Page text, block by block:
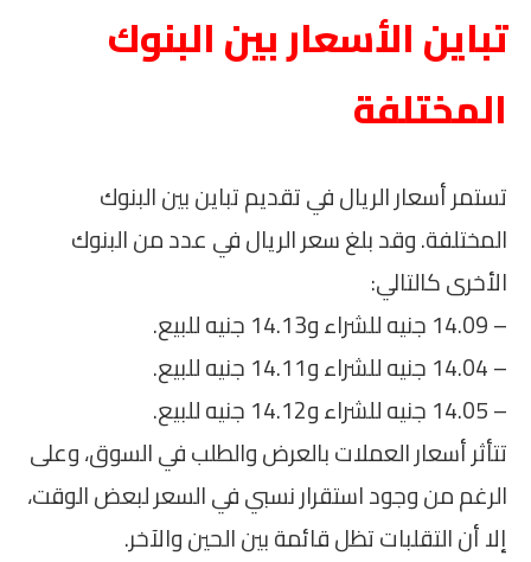
تباين الأسعار بين البنوك
المختلفة
تستمر أسعار الريال في تقديم تباين بين البنوك
المختلفة. وقد بلغ سعر الريال في عدد من البنوك
الأخرى كالتالي:
– 14.09 جنيه للشراء و14.13 جنيه للبيع.
– 14.04 جنيه للشراء و14.11 جنيه للبيع.
– 14.05 جنيه للشراء و14.12 جنيه للبيع.
تتأثر أسعار العملات بالعرض والطلب في السوق، وعلى
الرغم من وجود استقرار نسبي في السعر لبعض الوقت،
إلا أن التقلبات تظل قائمة بين الحين والآخر.